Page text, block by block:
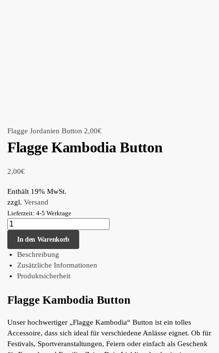
Flagge Jordanien Button 2,00€
Flagge Kambodia Button
2,00€
Enthält 19% MwSt.
zzgl. Versand
Lieferzeit: 4-5 Werktage
In den Warenkorb
Beschreibung
Zusätzliche Informationen
Produktsicherheit
Flagge Kambodia Button
Unser hochwertiger „Flagge Kambodia“ Button ist ein tolles
Accessoire, dass sich ideal für verschiedene Anlässe eignet. Ob für
Festivals, Sportveranstaltungen, Feiern oder einfach als Geschenk